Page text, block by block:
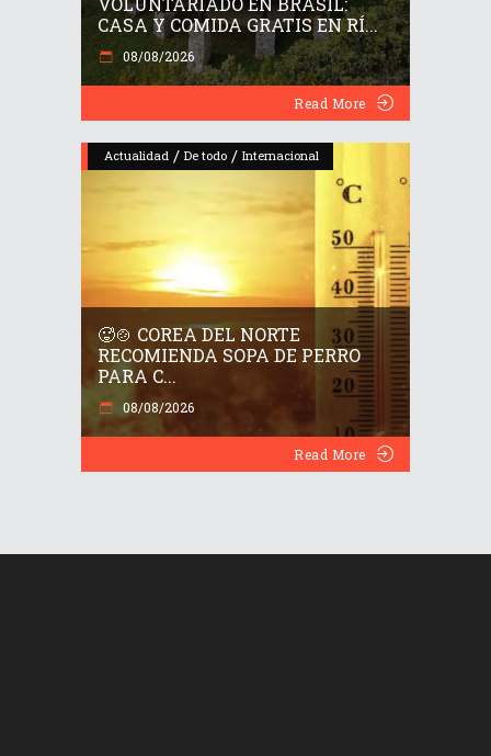
CASA Y COMIDA GRATIS EN RÍ...
08/08/2026
Read More
Actualidad / De todo / Internacional
🥵🍲 COREA DEL NORTE
RECOMIENDA SOPA DE PERRO
PARA C...
08/08/2026
Read More